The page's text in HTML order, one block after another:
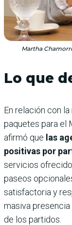
Martha
Lo que
En relación con
paquetes para el
afirmó que las
positivas por
servicios
paseos
satisfactoria y
masiva
de los partidos.